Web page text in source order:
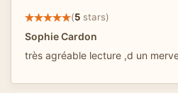
(5 stars)
Sophie Cardon
très agréable lecture ,d un